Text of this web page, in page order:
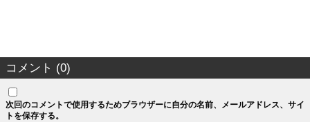
コメント (0)
次回のコメントで使用するためブラウザーに自分の名前、メールアドレス、サイ
トを保存する。